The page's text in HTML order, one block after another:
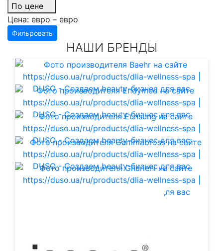
По цене
Цена: евро – евро
Фильровать
НАШИ БРЕНДЫ